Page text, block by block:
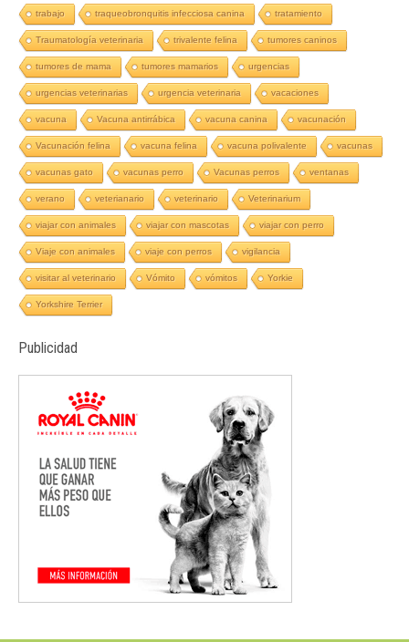
trabajo traqueobronquitis infecciosa canina tratamiento
Traumatología veterinaria trivalente felina tumores caninos
tumores de mama tumores mamarios urgencias
urgencias veterinarias urgencia veterinaria vacaciones
vacuna Vacuna antirrábica vacuna canina vacunación
Vacunación felina vacuna felina vacuna polivalente vacunas
vacunas gato vacunas perro Vacunas perros ventanas
verano veterianario veterinario Veterinarium
viajar con animales viajar con mascotas viajar con perro
Viaje con animales viaje con perros vigilancia
visitar al veterinario Vómito vómitos Yorkie
Yorkshire Terrier
Publicidad